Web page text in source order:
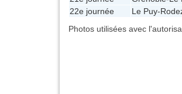
22e journée
Le Puy-
Photos utilisées avec